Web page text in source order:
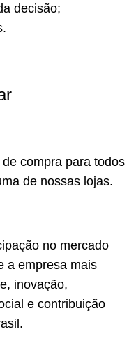
decisão;
compra para todos
de nossas lojas.
no mercado
a empresa mais
inovação,
e contribuição